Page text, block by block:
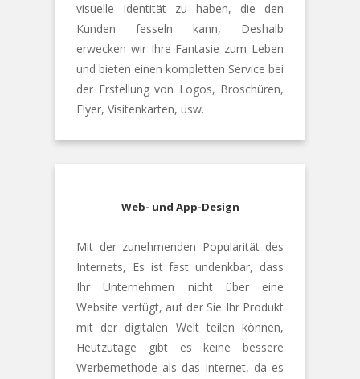
visuelle Identität zu haben, die den
Kunden fesseln kann, Deshalb
erwecken wir Ihre Fantasie zum Leben
und bieten einen kompletten Service bei
der Erstellung von Logos, Broschüren,
Flyer, Visitenkarten, usw.
Web- und App-Design
Mit der zunehmenden Popularität des
Internets, Es ist fast undenkbar, dass
Ihr Unternehmen nicht über eine
Website verfügt, auf der Sie Ihr Produkt
mit der digitalen Welt teilen können,
Heutzutage gibt es keine bessere
Werbemethode als das Internet, da es